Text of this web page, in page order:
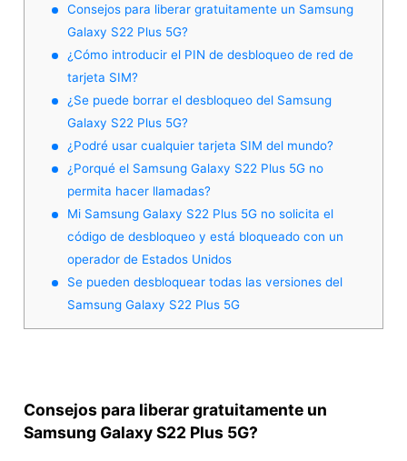
Consejos para liberar gratuitamente un Samsung
Galaxy S22 Plus 5G?
¿Cómo introducir el PIN de desbloqueo de red de
tarjeta SIM?
¿Se puede borrar el desbloqueo del Samsung
Galaxy S22 Plus 5G?
¿Podré usar cualquier tarjeta SIM del mundo?
¿Porqué el Samsung Galaxy S22 Plus 5G no
permita hacer llamadas?
Mi Samsung Galaxy S22 Plus 5G no solicita el
código de desbloqueo y está bloqueado con un
operador de Estados Unidos
Se pueden desbloquear todas las versiones del
Samsung Galaxy S22 Plus 5G
Consejos para liberar gratuitamente un
Samsung Galaxy S22 Plus 5G?